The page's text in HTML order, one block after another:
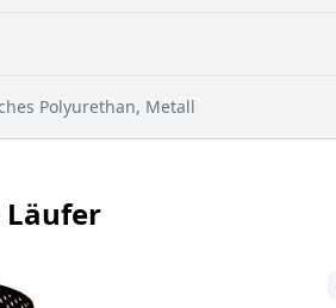
Polyurethan, Metall
Läufer